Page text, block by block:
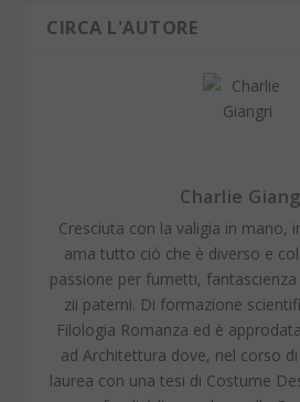
CIRCA L'AUTORE
Charlie
Cresciuta con la valigia in mano,
ama tutto ciò che è diverso e
passione per fumetti,
zii paterni. Di formazione
Filologia Romanza ed è
ad Architettura dove, nel corso
laurea con una tesi di Costume